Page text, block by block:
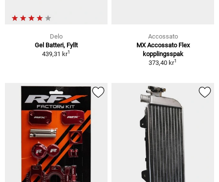
Delo
Gel Batteri, Fyllt
439,31 kr1
Accossato
MX Accossato Flex
kopplingsspak
373,40 kr1